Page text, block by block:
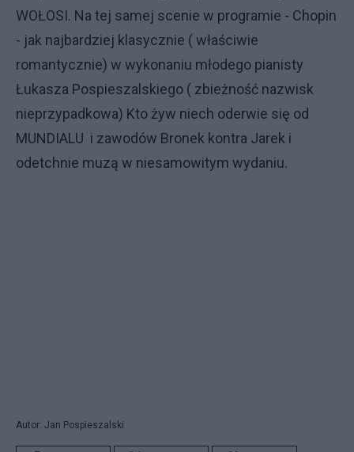
WOŁOSI. Na tej samej scenie w programie - Chopin
- jak najbardziej klasycznie ( właściwie
romantycznie) w wykonaniu młodego pianisty
Łukasza Pospieszalskiego ( zbieżność nazwisk
nieprzypadkowa) Kto żyw niech oderwie się od
MUNDIALU i zawodów Bronek kontra Jarek i
odetchnie muzą w niesamowitym wydaniu.
Autor: Jan Pospieszalski